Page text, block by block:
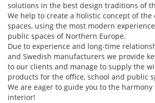
solutions in the best design traditions of
We help to create a holistic concept of
spaces, using the most modern
public spaces of Northern Europe.
Due to experience and long-time
and Swedish manufacturers we provide
to our clients and manage to supply the
products for the office, school and public
We are eager to guide you to the harmony
interior!